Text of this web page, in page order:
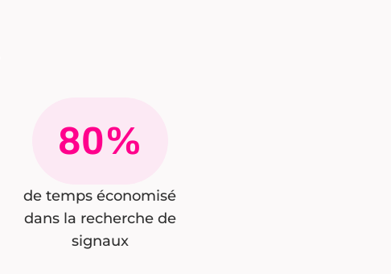
80%
de temps économisé
dans la recherche de
signaux